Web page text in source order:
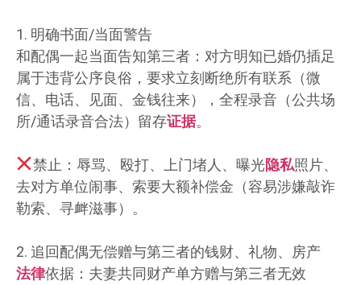
1. 明确书面/当面警告
和配偶一起当面告知第三者：对方明知已婚仍插足
属于违背公序良俗，要求立刻断绝所有联系（微
信、电话、见面、金钱往来），全程录音（公共场
所/通话录音合法）留存证据。
禁止：辱骂、殴打、上门堵人、曝光隐私照片、
去对方单位闹事、索要大额补偿金（容易涉嫌敲诈
勒索、寻衅滋事）。
2. 追回配偶无偿赠与第三者的钱财、礼物、房产
法律依据：夫妻共同财产单方赠与第三者无效